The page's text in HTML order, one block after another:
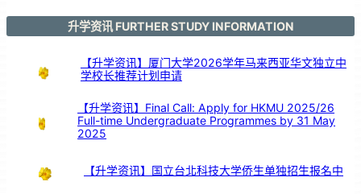
升学资讯 FURTHER STUDY INFORMATION
【升学资讯】厦门大学2026学年马来西亚华文独立中
学校长推荐计划申请
【升学资讯】Final Call: Apply for HKMU 2025/26
Full-time Undergraduate Programmes by 31 May
2025
【升学资讯】国立台北科技大学侨生单独招生报名中